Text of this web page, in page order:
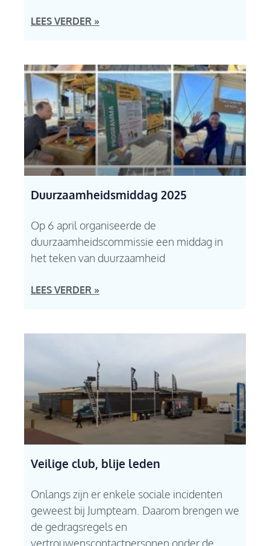
LEES VERDER »
Duurzaamheidsmiddag 2025
Op 6 april organiseerde de
duurzaamheidscommissie een middag in
het teken van duurzaamheid
LEES VERDER »
Veilige club, blije leden
Onlangs zijn er enkele sociale incidenten
geweest bij Jumpteam. Daarom brengen we
de gedragsregels en
vertrouwenscontactpersonen onder de